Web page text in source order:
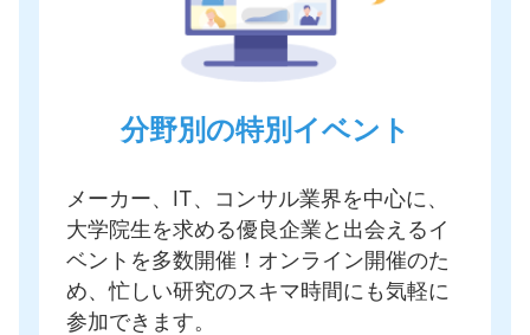
分野別の特別イベント
メーカー、IT、コンサル業界を中心に、
大学院生を求める優良企業と出会えるイ
ベントを多数開催 ！オンライン開催のた
め、忙しい研究のスキマ時間にも気軽に
参加できます。